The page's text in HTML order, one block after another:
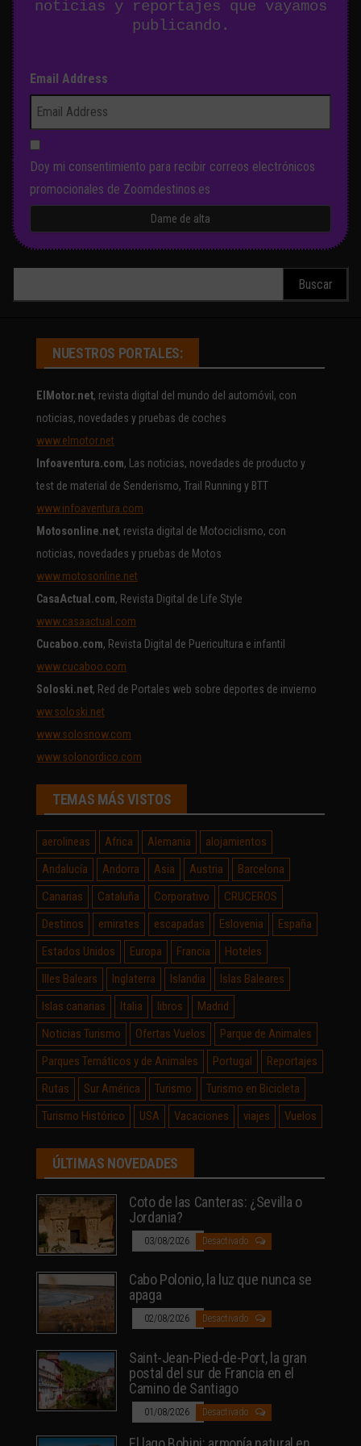
noticias y reportajes que vayamos
publicando.
Email Address
Doy mi consentimiento para recibir correos electrónicos
promocionales de Zoomdestinos.es
NUESTROS PORTALES:
ElMotor.net, revista digital del mundo del automóvil, con
noticias, novedades y pruebas de coches
www.elmotor.net
Infoaventura.com, Las noticias, novedades de producto y
test de material de Senderismo, Trail Running y BTT
www.infoaventura.com
Motosonline.net, revista digital de Motociclismo, con
noticias, novedades y pruebas de Motos
www.motosonline.net
CasaActual.com, Revista Digital de Life Style
www.casaactual.com
Cucaboo.com, Revista Digital de Puericultura e infantil
www.cucaboo.com
Soloski.net, Red de Portales web sobre deportes de invierno
ww.soloski.net
www.solosnow.com
www.solonordico.com
TEMAS MÁS VISTOS
aerolineas Africa Alemania
alojamientos
Andalucía
Andorra Asia Austria
Barcelona
Canarias
Cataluña Corporativo
CRUCEROS
Destinos
emirates escapadas Eslovenia
España
Estados Unidos
Europa Francia
Hoteles
Illes Balears
Inglaterra Islandia
Islas Baleares
Islas canarias
Italia libros
Madrid
Noticias Turismo
Ofertas Vuelos
Parque de Animales
Parques Temáticos y de Animales
Portugal
Reportajes
Rutas
Sur América Turismo
Turismo en Bicicleta
Turismo Histórico
USA Vacaciones viajes Vuelos
ÚLTIMAS NOVEDADES
Coto de las Canteras: ¿Sevilla o
Jordania?
03/08/2026 Desactivado
Cabo Polonio, la luz que nunca se
apaga
02/08/2026 Desactivado
Saint-Jean-Pied-de-Port, la gran
postal del sur de Francia en el
Camino de Santiago
01/08/2026 Desactivado